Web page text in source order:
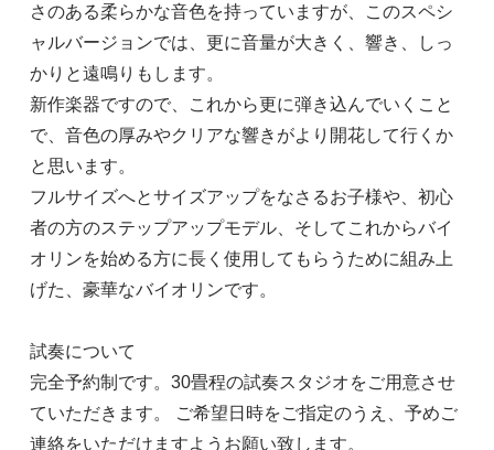
さのある柔らかな音色を持っていますが、このスペシ
ャルバージョンでは、更に音量が大きく、響き、しっ
かりと遠鳴りもします。
新作楽器ですので、これから更に弾き込んでいくこと
で、音色の厚みやクリアな響きがより開花して行くか
と思います。
フルサイズへとサイズアップをなさるお子様や、初心
者の方のステップアップモデル、そしてこれからバイ
オリンを始める方に長く使用してもらうために組み上
げた、豪華なバイオリンです。
試奏について
完全予約制です。30畳程の試奏スタジオをご用意させ
ていただきます。 ご希望日時をご指定のうえ、予めご
連絡をいただけますようお願い致します。